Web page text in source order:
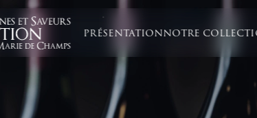
PRÉSENTATIONNOTRE